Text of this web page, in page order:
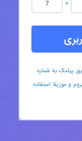
+
پیامک به شماره
کروم و موزیلا استفاده